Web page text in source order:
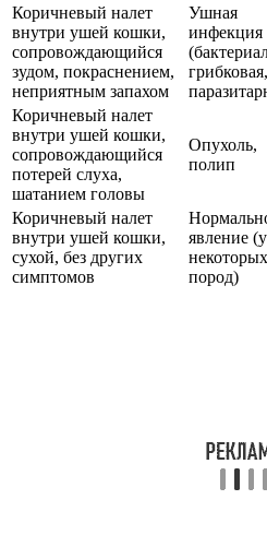
Коричневый налет
внутри ушей кошки,
сопровождающийся
зудом, покраснением,
неприятным запахом
Ушная
инфекция
грибковая,
Коричневый налет
внутри ушей кошки,
сопровождающийся
потерей слуха,
шатанием головы
Опухоль,
полип
Коричневый налет
внутри ушей кошки,
сухой, без других
симптомов
явление (у
некоторых
пород)